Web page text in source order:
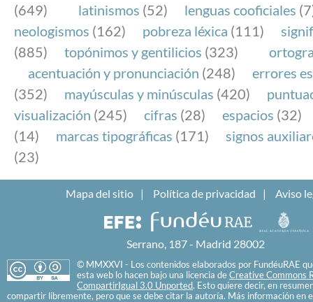
(649)
latinismos (52) lenguas cooficiales
neologismos (162) pobreza léxica (111)
(885)
topónimos y gentilicios (323)
acentuación y pronunciación (248)
errores
(352)
mayúsculas y minúsculas (420)
visualización (245) cifras (28) espacios (32)
(14)
marcas tipográficas (171)
signos
(23)
Mapa del sitio Política de privacidad Aviso
Serrano, 187 - Madrid 28002
© MMXXVI - Los contenidos elaborados por FundéuRAE
esta web lo hacen bajo una licencia de Creative Commons
CompartirIgual 3.0 Unported. Esto quiere decir, en
compartir libremente, pero que se debe citar la autoría. Más información en